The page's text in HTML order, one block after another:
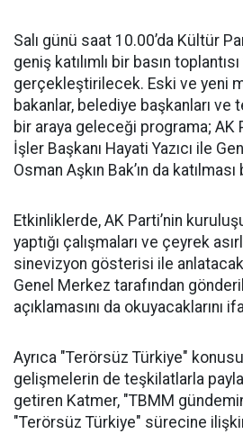
Salı günü saat 10.00’da Kültür
geniş katılımlı bir basın
gerçekleştirilecek. Eski ve yeni
bakanlar, belediye başkanları
bir araya geleceği programa; AK
İşler Başkanı Hayati Yazıcı ile
Osman Aşkın Bak’ın da
Etkinliklerde, AK Parti’nin
yaptığı çalışmaları ve çeyrek
sinevizyon gösterisi ile
Genel Merkez tarafından
açıklamasını da okuyacaklarını
Ayrıca "Terörsüz Türkiye"
gelişmelerin de teşkilatlarla
getiren Katmer, "TBMM
"Terörsüz Türkiye" sürecine